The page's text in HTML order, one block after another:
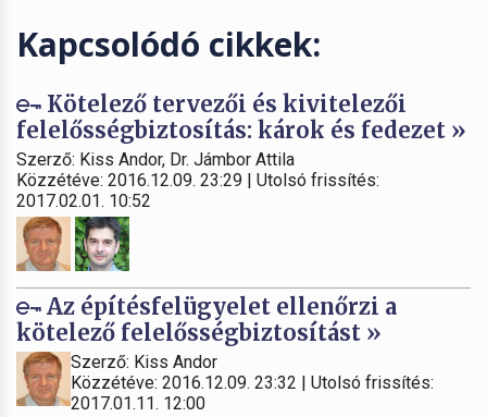
Kapcsolódó cikkek:
Kötelező tervezői és kivitelezői
felelősségbiztosítás: károk és fedezet »
Szerző: Kiss Andor, Dr. Jámbor Attila
Közzétéve: 2016.12.09. 23:29 | Utolsó frissítés:
2017.02.01. 10:52
Az építésfelügyelet ellenőrzi a
kötelező felelősségbiztosítást »
Szerző: Kiss Andor
Közzétéve: 2016.12.09. 23:32 | Utolsó frissítés:
2017.01.11. 12:00